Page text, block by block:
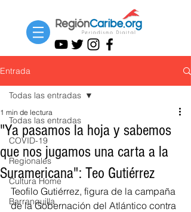
Entrada
Todas las entradas
COVID-19
Regionales
Cultura Home
Barranquilla
Todas las entradas
"Ya pasamos la hoja y sabemos
que nos jugamos una carta a la
Suramericana": Teo Gutiérrez
1 min de lectura
Teofilo Gutiérrez, figura de la campaña
de la Gobernación del Atlántico contra